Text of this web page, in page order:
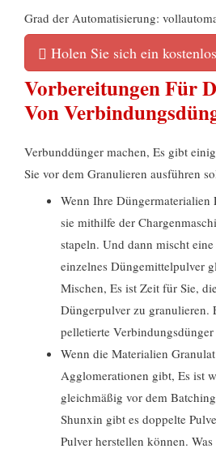
Grad der Automatisierung:
Holen Sie sich ein
Vorbereitungen Für
Von
Verbunddünger machen, Es gibt
Sie vor dem Granulieren ausführen
Wenn Ihre Düngermaterialien
sie mithilfe der
stapeln. Und dann mischt
einzelnes Düngemittelpulver
Mischen, Es ist Zeit für Sie,
Düngerpulver zu granulieren.
pelletierte Verbindungsdünger
Wenn die Materialien
Agglomerationen gibt, Es ist
gleichmäßig vor dem
Shunxin gibt es doppelte
Pulver herstellen können.